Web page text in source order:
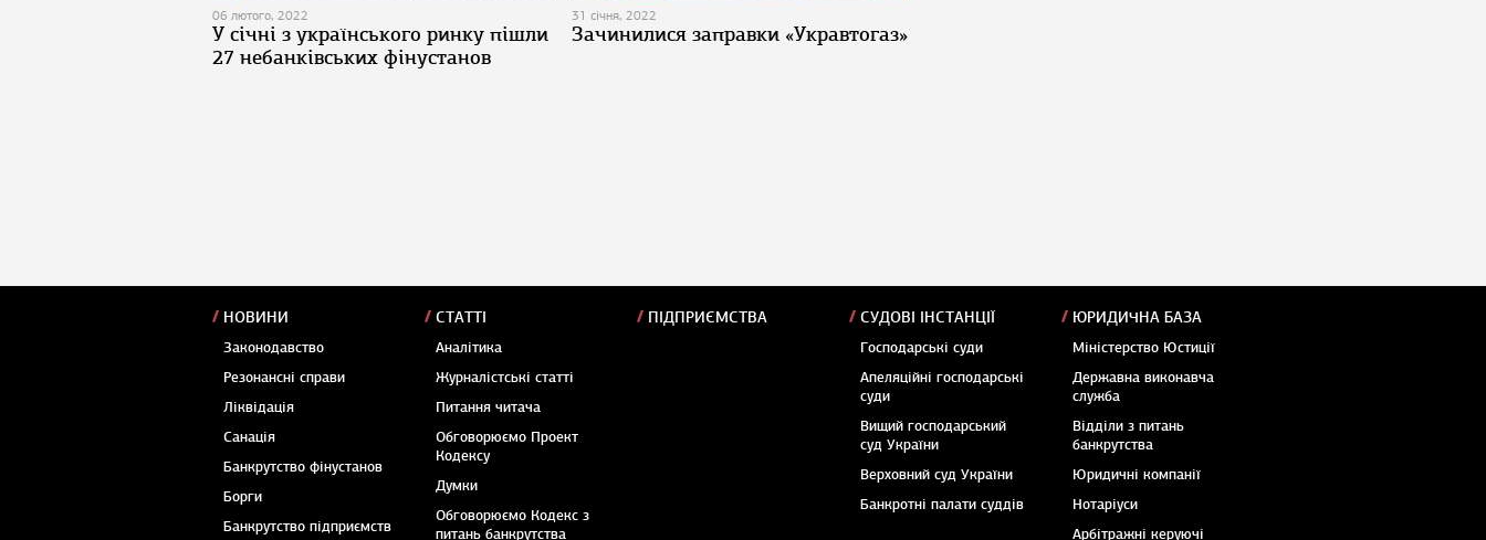
06 лютого, 2022
У січні з українського ринку пішли
27 небанківських фінустанов
31 січня, 2022
Зачинилися заправки «Укравтогаз»
НОВИНИ
Законодавство
Резонансні справи
Ліквідація
Санація
Банкрутство фінустанов
Борги
Банкрутство підприємств
СТАТТІ
Аналітика
Журналістські статті
Питання читача
Обговорюємо Проект
Кодексу
Думки
Обговорюємо Кодекс з
питань банкрутства
ПІДПРИЄМСТВА СУДОВІ ІНСТАНЦІЇ
Господарські суди
Апеляційні господарські
суди
Вищий господарський
суд України
Верховний суд України
Банкротні палати суддів
ЮРИДИЧНА БАЗА
Міністерство Юстиції
Державна виконавча
служба
Відділи з питань
банкрутства
Юридичні компанії
Нотаріуси
Арбітражні керуючі